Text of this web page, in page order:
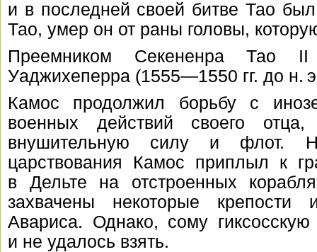
и в последней своей битве Тао
Тао, умер он от раны головы,
Преемником Секененра Тао
Уаджихеперра (1555—1550 гг. до н.
Камос продолжил борьбу с
военных действий своего
внушительную силу и флот.
царствования Камос приплыл к
в Дельте на отстроенных
захвачены некоторые
Авариса. Однако, сому
и не удалось взять.